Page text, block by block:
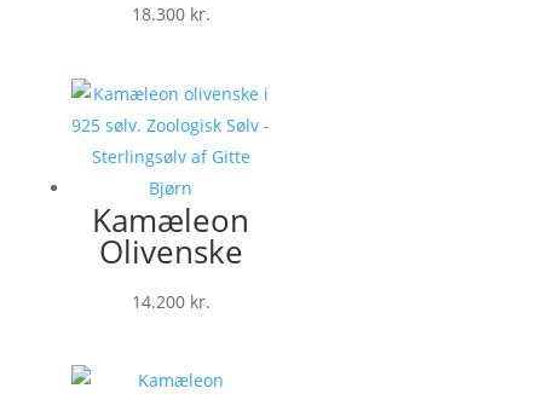
18.300 kr.
Kamæleon
Olivenske
14.200 kr.